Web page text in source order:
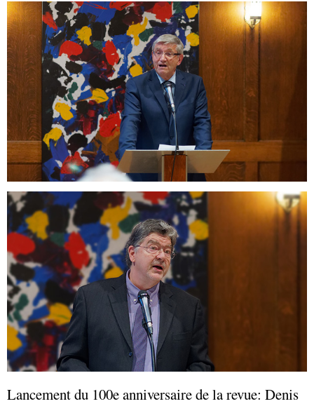
Lancement du 100e anniversaire de la revue: Denis